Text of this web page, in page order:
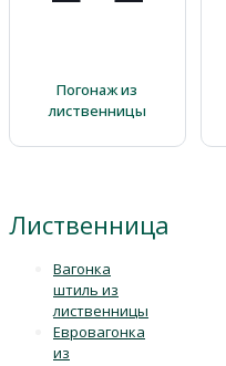
Погонаж из
лиственницы
Лиственница
Вагонка
штиль из
лиственницы
Евровагонка
из